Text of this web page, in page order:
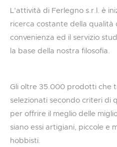
L’attività di Ferlegno s.r.l. è
ricerca costante della qualità
convenienza ed il servizio
la base della nostra filosofia.
Gli oltre 35.000 prodotti che
selezionati secondo criteri di
per offrire il meglio delle
siano essi artigiani, piccole e
hobbisti.